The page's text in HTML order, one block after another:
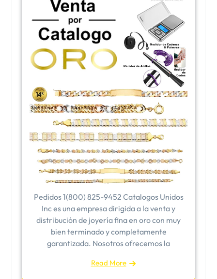
Pedidos 1(800) 825-9452 Catalogos Unidos
Inc es una empresa dirigida a la venta y
distribución de joyería fina en oro con muy
bien terminado y completamente
garantizada. Nosotros ofrecemos la
Read More